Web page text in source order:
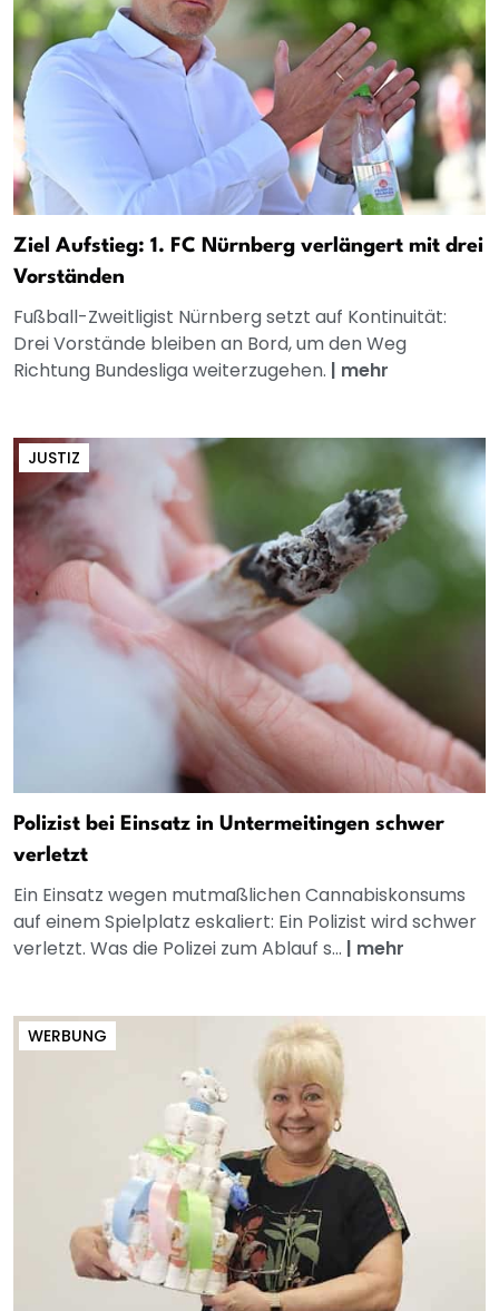
Ziel Aufstieg: 1. FC Nürnberg verlängert mit drei
Vorständen
Fußball-Zweitligist Nürnberg setzt auf Kontinuität:
Drei Vorstände bleiben an Bord, um den Weg
Richtung Bundesliga weiterzugehen. | mehr
JUSTIZ
Polizist bei Einsatz in Untermeitingen schwer
verletzt
Ein Einsatz wegen mutmaßlichen Cannabiskonsums
auf einem Spielplatz eskaliert: Ein Polizist wird schwer
verletzt. Was die Polizei zum Ablauf s... | mehr
WERBUNG